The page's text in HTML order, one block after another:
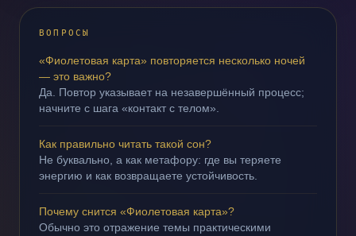
ВОПРОСЫ
«Фиолетовая карта» повторяется несколько ночей
— это важно?
Да. Повтор указывает на незавершённый процесс;
начните с шага «контакт с телом».
Как правильно читать такой сон?
Не буквально, а как метафору: где вы теряете
энергию и как возвращаете устойчивость.
Почему снится «Фиолетовая карта»?
Обычно это отражение темы практическими